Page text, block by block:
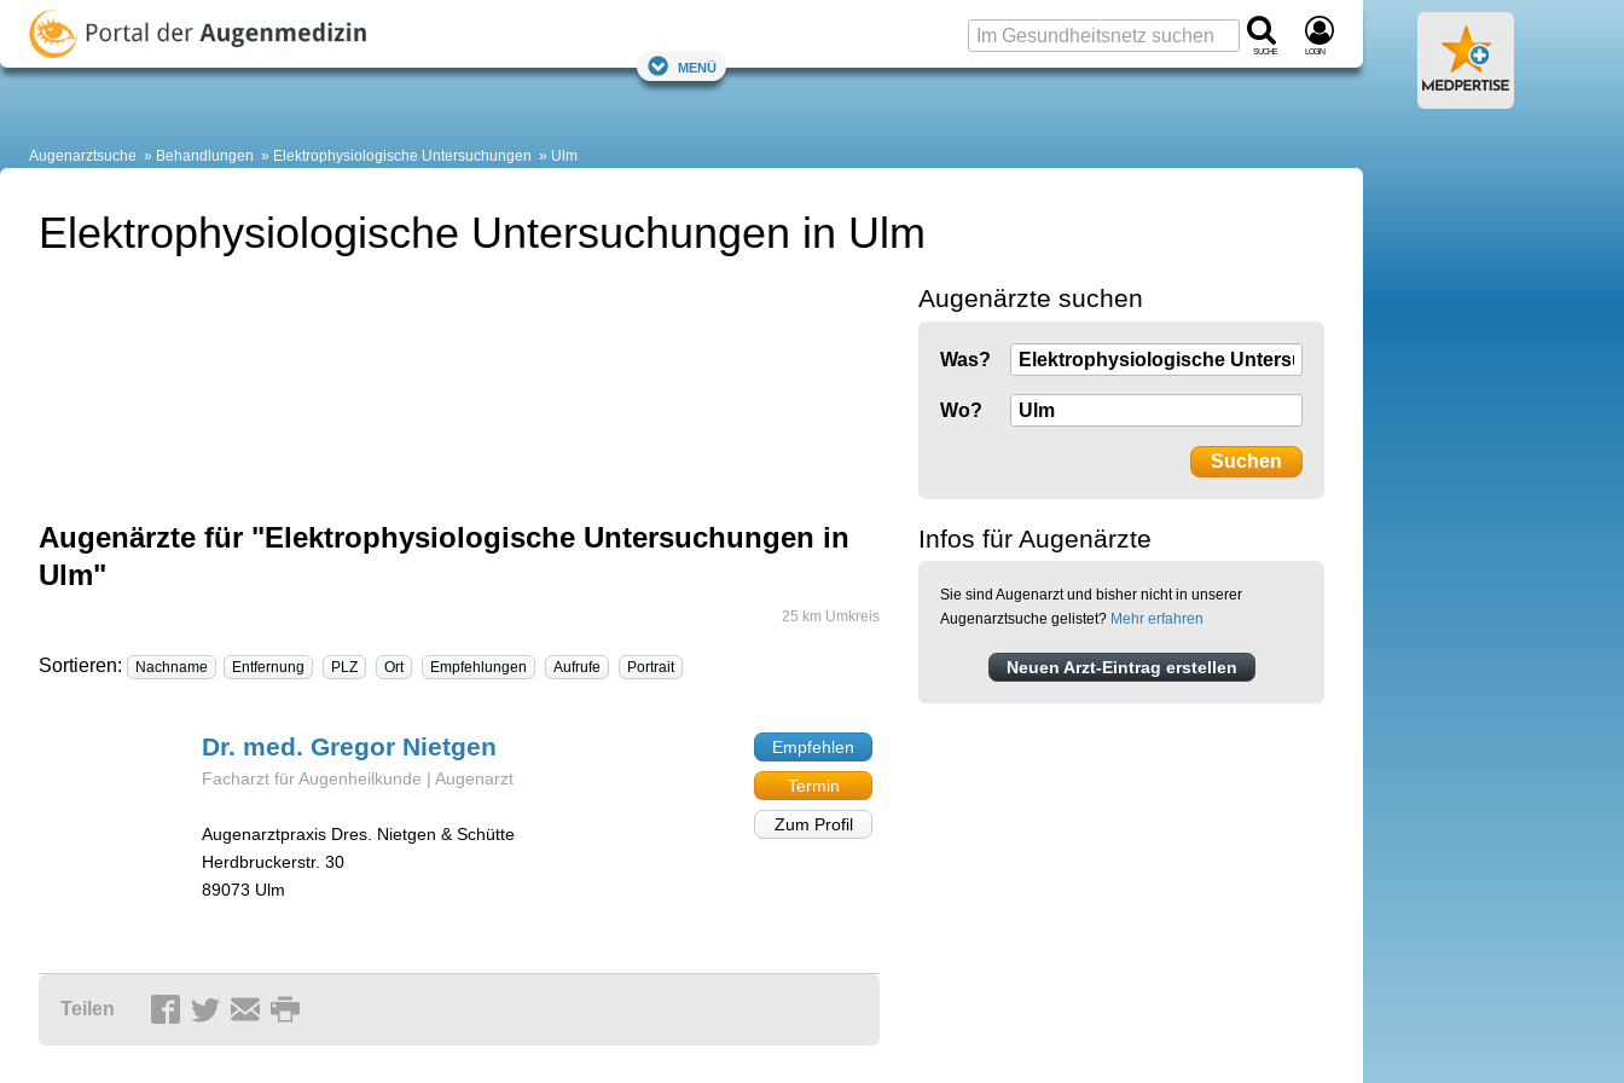
Suche Login
Menü
Augenarztsuche Behandlungen Elektrophysiologische Untersuchungen Ulm
Elektrophysiologische Untersuchungen in Ulm
Augenärzte für "Elektrophysiologische Untersuchungen in
Ulm"
25 km Umkreis
Sortieren: Nachname Entfernung PLZ Ort Empfehlungen Aufrufe Portrait
Dr. med. Gregor Nietgen
Facharzt für Augenheilkunde | Augenarzt
Augenarztpraxis Dres. Nietgen & Schütte
Herdbruckerstr. 30
89073 Ulm
Empfehlen
Termin
Zum Profil
Teilen
Augenärzte suchen
Was?
Wo?
Infos für Augenärzte
Sie sind Augenarzt und bisher nicht in unserer
Augenarztsuche gelistet? Mehr erfahren
Neuen Arzt-Eintrag erstellen